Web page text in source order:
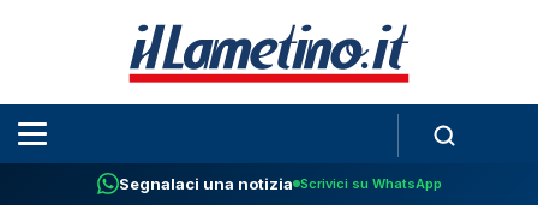
Segnalaci una notizia Scrivici su WhatsApp